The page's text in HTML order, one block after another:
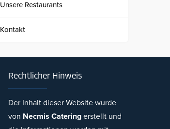
Unsere Restaurants
Kontakt
Rechtlicher Hinweis
Der Inhalt dieser Website wurde
von Necmis Cateringerstellt und
Necmi's Catering